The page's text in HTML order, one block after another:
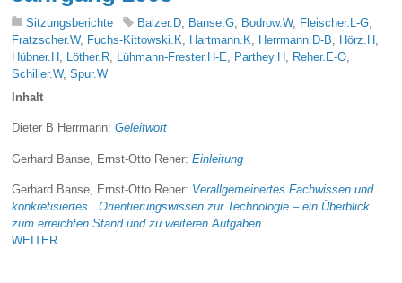
Sitzungsberichte Balzer.D Banse.G Bodrow.W, Fleischer.L-G
Fratzscher.W, Fuchs-Kittowski.K Hartmann.K Herrmann.D-B Hörz.H
Hübner.H Löther.R Lühmann-Frester.H-E Parthey.H Reher.E-O
Schiller.W,Spur.W
Inhalt
Dieter B Herrmann:Geleitwort
Gerhard Banse, Ernst-Otto Reher:Einleitung
Gerhard Banse, Ernst-Otto Reher: Verallgemeinertes Fachwissen und
konkretisiertes Orientierungswissen zur Technologie – ein Überblick
zum erreichten Stand und zu weiteren Aufgaben
WEITER